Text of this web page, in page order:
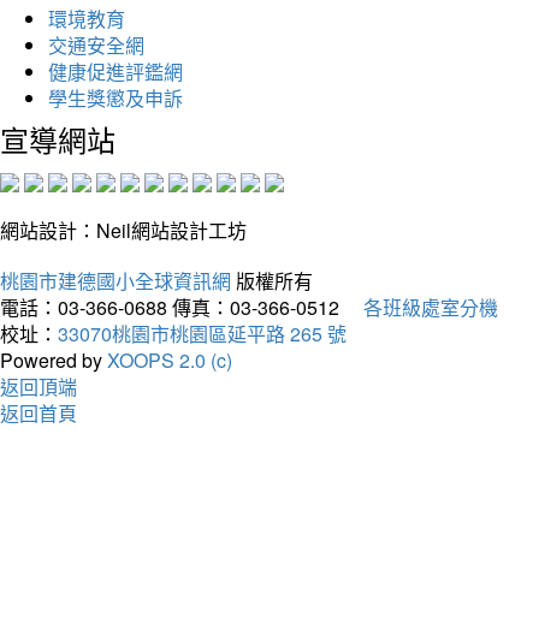
環境教育
交通安全網
健康促進評鑑網
學生獎懲及申訴
宣導網站
網站設計：Neil網站設計工坊
桃園市建德國小全球資訊網 版權所有
電話：03-366-0688 傳真：03-366-0512
各班級處室分機
校址： 33070桃園市桃園區延平路 265 號
Powered byXOOPS 2.0 (c)
返回頂端
返回首頁